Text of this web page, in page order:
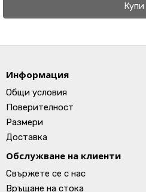
Купи
Информация
Общи условия
Поверителност
Размери
Доставка
Обслужване на клиенти
Свържете се с нас
Връщане на стока